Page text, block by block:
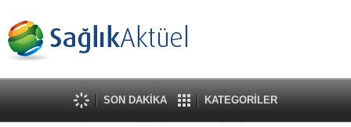
SON DAKİKA KATEGORİLER